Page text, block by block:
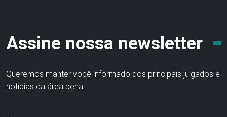
Assine nossa newsletter
Queremos manter você informado dos principais julgados e
notícias da área penal.